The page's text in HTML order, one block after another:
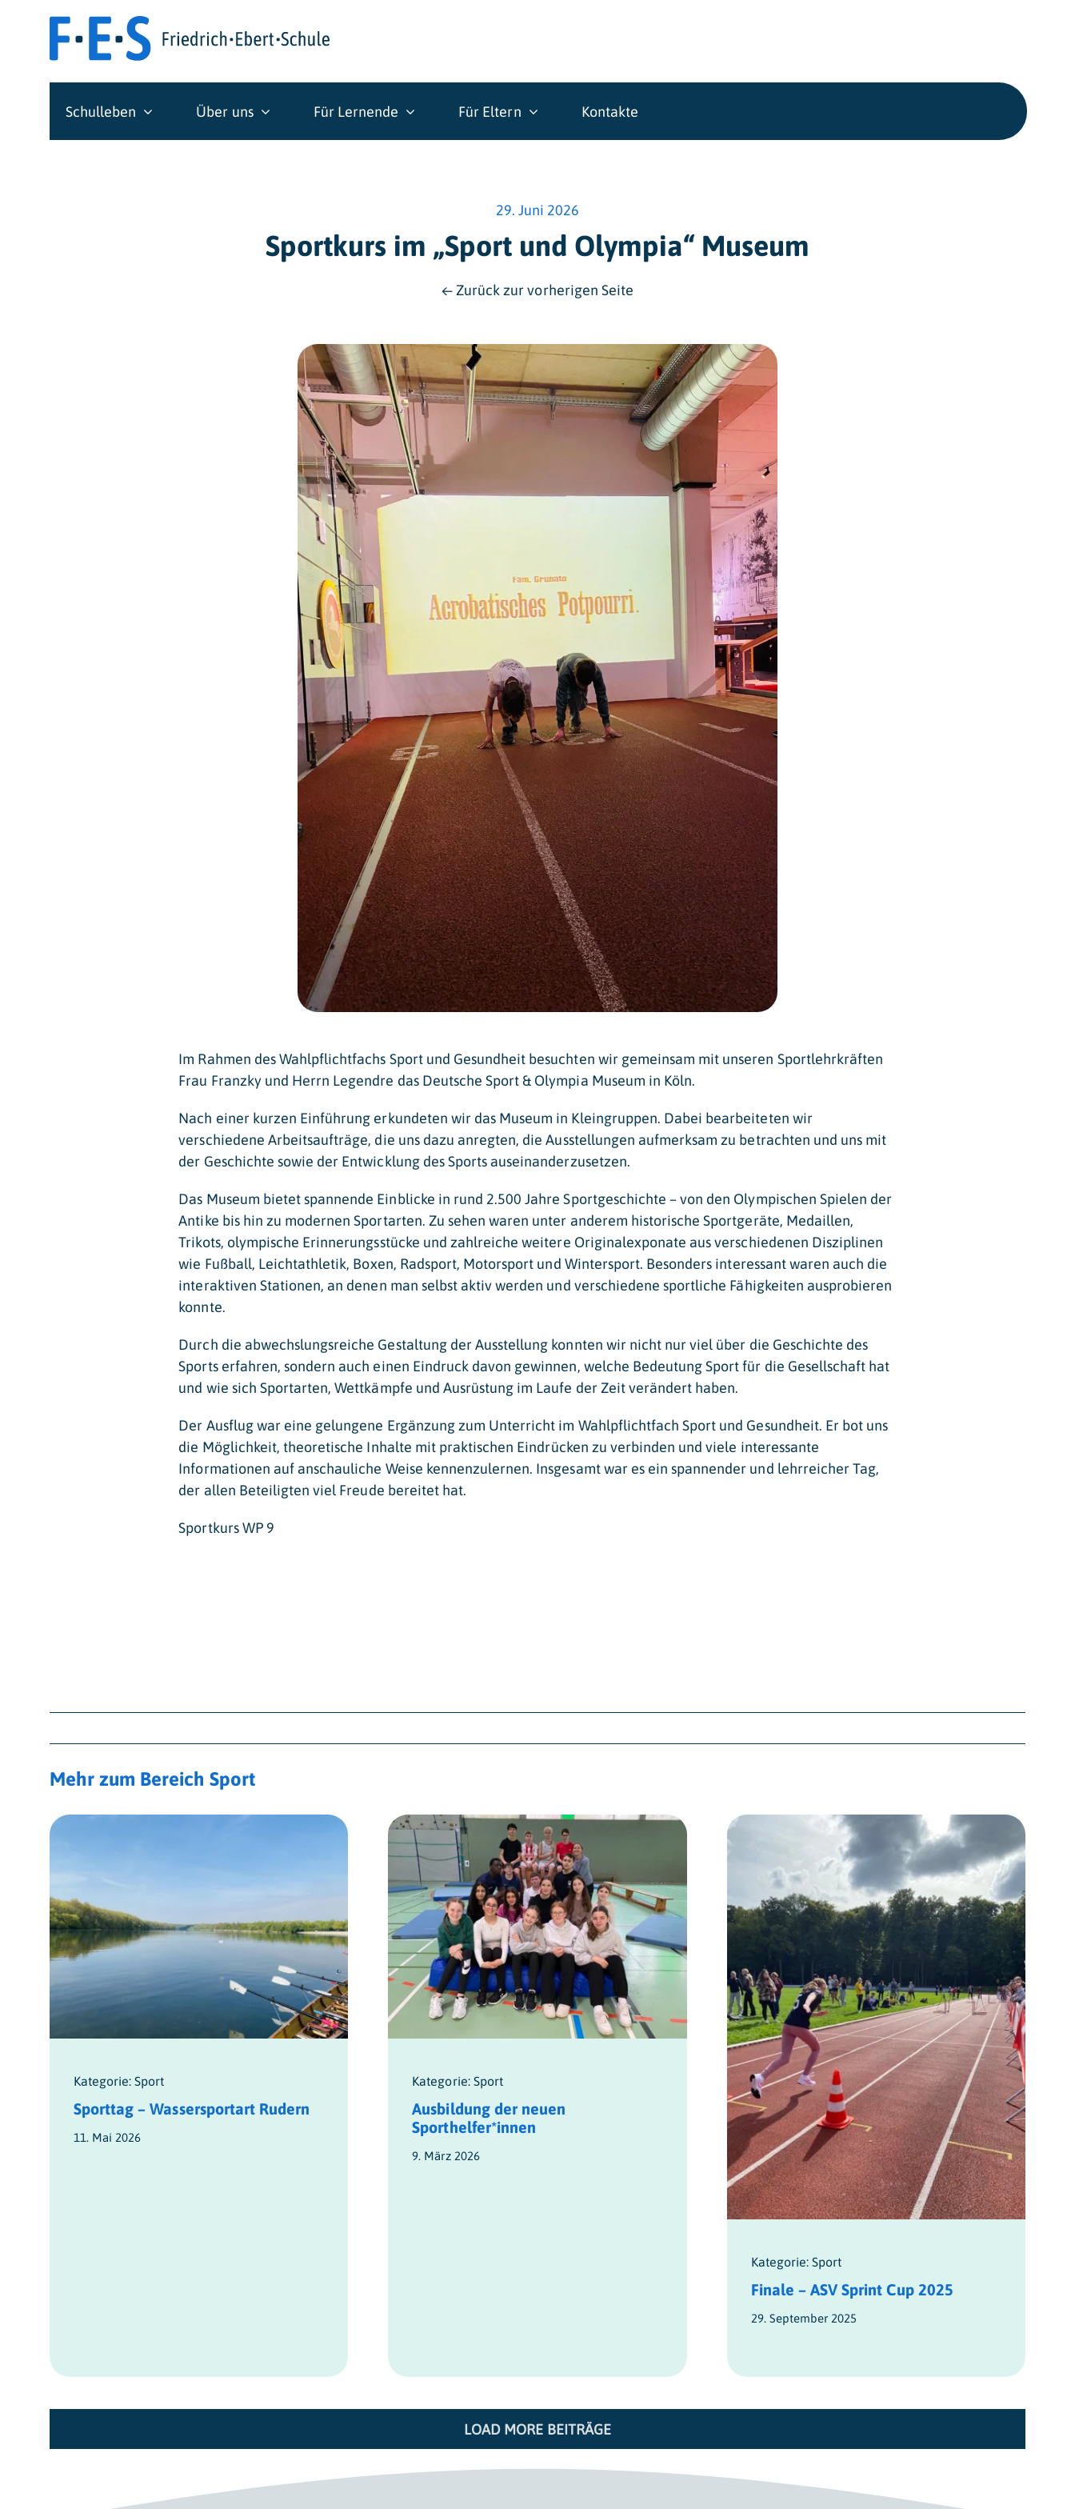
Schulleben Über uns Für Lernende Für Eltern Kontakte
29. Juni 2026
Sportkurs im „Sport und Olympia“ Museum
← Zurück zur vorherigen Seite
Im Rahmen des Wahlpflichtfachs Sport und Gesundheit besuchten wir gemeinsam mit unseren Sportlehrkräften
Frau Franzky und Herrn Legendre das Deutsche Sport & Olympia Museum in Köln.
Nach einer kurzen Einführung erkundeten wir das Museum in Kleingruppen. Dabei bearbeiteten wir
verschiedene Arbeitsaufträge, die uns dazu anregten, die Ausstellungen aufmerksam zu betrachten und uns mit
der Geschichte sowie der Entwicklung des Sports auseinanderzusetzen.
Das Museum bietet spannende Einblicke in rund 2.500 Jahre Sportgeschichte – von den Olympischen Spielen der
Antike bis hin zu modernen Sportarten. Zu sehen waren unter anderem historische Sportgeräte, Medaillen,
Trikots, olympische Erinnerungsstücke und zahlreiche weitere Originalexponate aus verschiedenen Disziplinen
wie Fußball, Leichtathletik, Boxen, Radsport, Motorsport und Wintersport. Besonders interessant waren auch die
interaktiven Stationen, an denen man selbst aktiv werden und verschiedene sportliche Fähigkeiten ausprobieren
konnte.
Durch die abwechslungsreiche Gestaltung der Ausstellung konnten wir nicht nur viel über die Geschichte des
Sports erfahren, sondern auch einen Eindruck davon gewinnen, welche Bedeutung Sport für die Gesellschaft hat
und wie sich Sportarten, Wettkämpfe und Ausrüstung im Laufe der Zeit verändert haben.
Der Ausflug war eine gelungene Ergänzung zum Unterricht im Wahlpflichtfach Sport und Gesundheit. Er bot uns
die Möglichkeit, theoretische Inhalte mit praktischen Eindrücken zu verbinden und viele interessante
Informationen auf anschauliche Weise kennenzulernen. Insgesamt war es ein spannender und lehrreicher Tag,
der allen Beteiligten viel Freude bereitet hat.
Sportkurs WP 9
Mehr zum Bereich Sport
Kategorie: Sport
Sporttag – Wassersportart Rudern
11. Mai 2026
Kategorie: Sport
Ausbildung der neuen
Sporthelfer*innen
9. März 2026
Kategorie: Sport
Finale – ASV Sprint Cup 2025
29. September 2025
LOAD MORE BEITRÄGE